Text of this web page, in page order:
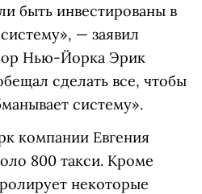
быть инвестированы в
— заявил
Нью-Йорка Эрик
сделать все, чтобы
систему».
компании Евгения
800 такси. Кроме
некоторые